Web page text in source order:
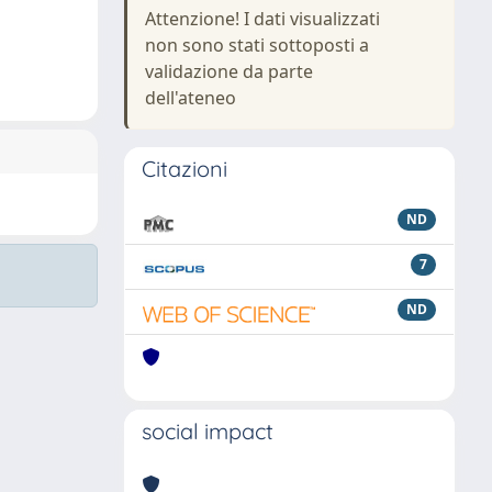
Attenzione! I dati visualizzati
non sono stati sottoposti a
validazione da parte
dell'ateneo
Citazioni
ND
7
ND
social impact